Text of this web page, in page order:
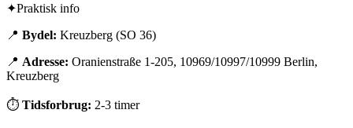
✦Praktisk info
📍 Bydel: Kreuzberg (SO 36)
📍 Adresse: Oranienstraße 1-205, 10969/10997/10999 Berlin,
Kreuzberg
⏱ Tidsforbrug: 2-3 timer